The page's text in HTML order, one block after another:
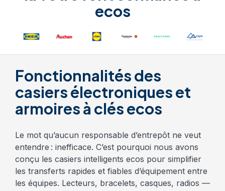
ecos
Fonctionnalités des
casiers électroniques et
armoires à clés ecos
Le mot qu’aucun responsable d’entrepôt ne veut
entendre : inefficace. C’est pourquoi nous avons
conçu les casiers intelligents ecos pour simplifier
les transferts rapides et fiables d’équipement entre
les équipes. Lecteurs, bracelets, casques, radios —